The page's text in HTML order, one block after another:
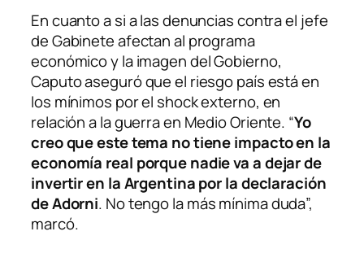
En cuanto a si a las denuncias contra el jefe
de Gabinete afectan al programa
económico y la imagen del Gobierno,
Caputo aseguró que el riesgo país está en
los mínimos por el shock externo, en
relación a la guerra en Medio Oriente. “Yo
creo que este tema no tiene impacto en la
economía real porque nadie va a dejar de
invertir en la Argentina por la declaración
de Adorni. No tengo la más mínima duda”,
marcó.